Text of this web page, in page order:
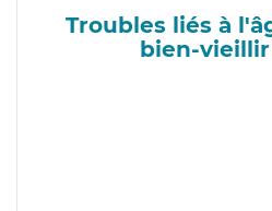
Troubles liés à
bien-vieillir